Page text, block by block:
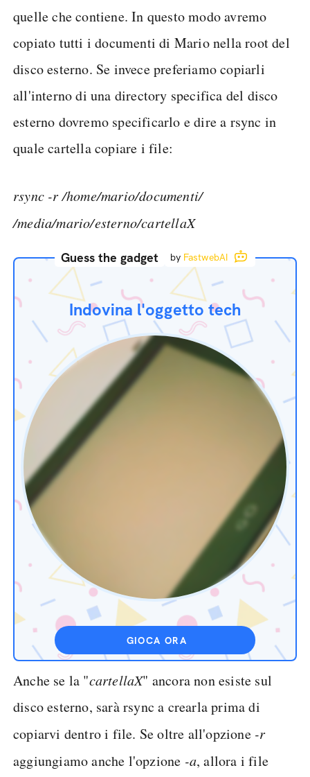
quelle che contiene. In questo modo avremo
copiato tutti i documenti di Mario nella root del
disco esterno. Se invece preferiamo copiarli
all'interno di una directory specifica del disco
esterno dovremo specificarlo e dire a rsync in
quale cartella copiare i file:
rsync -r /home/mario/documenti/
/media/mario/esterno/cartellaX
Guess the gadget by FastwebAI
Indovina l'oggetto tech
GIOCA ORA
Anche se la "cartellaX" ancora non esiste sul
disco esterno, sarà rsync a crearla prima di
copiarvi dentro i file. Se oltre all'opzione -r
aggiungiamo anche l'opzione -a, allora i file